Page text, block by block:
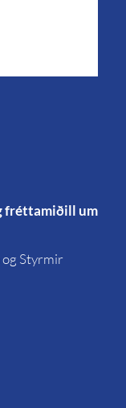
fréttamiðill um
Styrmir